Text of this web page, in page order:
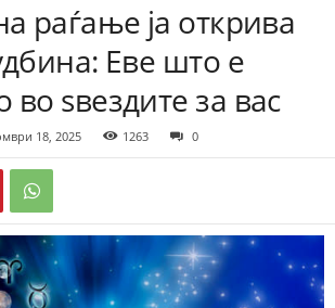
раѓање ја открива
Еве што е
ѕвездите за вас
18, 2025 1263 0